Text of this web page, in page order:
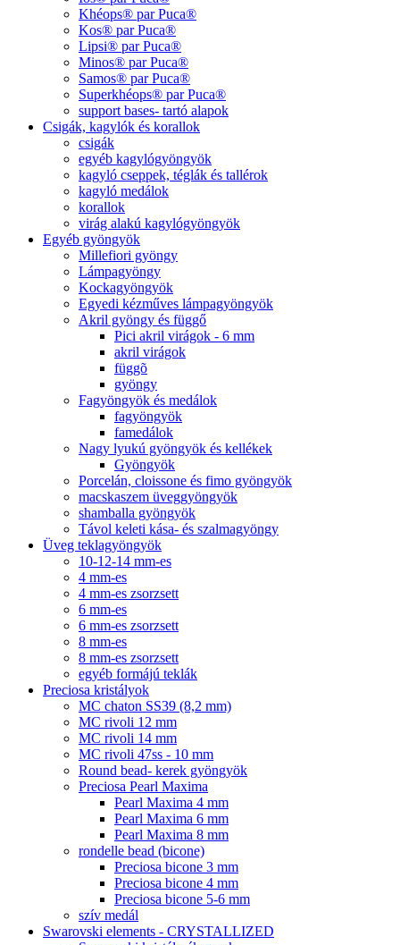
Khéops® par Puca®
Kos® par Puca®
Lipsi® par Puca®
Minos® par Puca®
Samos® par Puca®
Superkhéops® par Puca®
support bases- tartó alapok
Csigák, kagylók és korallok
csigák
egyéb kagylógyöngyök
kagyló cseppek, téglák és tallérok
kagyló medálok
korallok
virág alakú kagylógyöngyök
Egyéb gyöngyök
Millefiori gyöngy
Lámpagyöngy
Kockagyöngyök
Egyedi kézműves lámpagyöngyök
Akril gyöngy és függő
Pici akril virágok - 6 mm
akril virágok
függõ
gyöngy
Fagyöngyök és medálok
fagyöngyök
famedálok
Nagy lyukú gyöngyök és kellékek
Gyöngyök
Porcelán, cloissone és fimo gyöngyök
macskaszem üveggyöngyök
shamballa gyöngyök
Távol keleti kása- és szalmagyöngy
Üveg teklagyöngyök
10-12-14 mm-es
4 mm-es
4 mm-es zsorzsett
6 mm-es
6 mm-es zsorzsett
8 mm-es
8 mm-es zsorzsett
egyéb formájú teklák
Preciosa kristályok
MC chaton SS39 (8,2 mm)
MC rivoli 12 mm
MC rivoli 14 mm
MC rivoli 47ss - 10 mm
Round bead- kerek gyöngyök
Preciosa Pearl Maxima
Pearl Maxima 4 mm
Pearl Maxima 6 mm
Pearl Maxima 8 mm
rondelle bead (bicone)
Preciosa bicone 3 mm
Preciosa bicone 4 mm
Preciosa bicone 5-6 mm
szív medál
Swarovski elements - CRYSTALLIZED